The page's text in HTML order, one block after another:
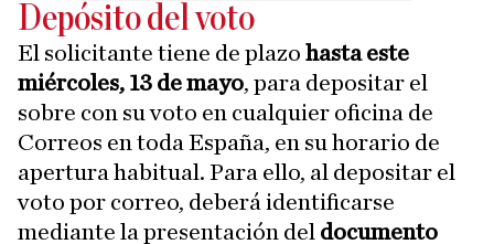
Depósito del voto
El solicitante tiene de plazo hasta este
miércoles, 13 de mayo, para depositar el
sobre con su voto en cualquier oficina de
Correos en toda España, en su horario de
apertura habitual. Para ello, al depositar el
voto por correo, deberá identificarse
mediante la presentación del documento